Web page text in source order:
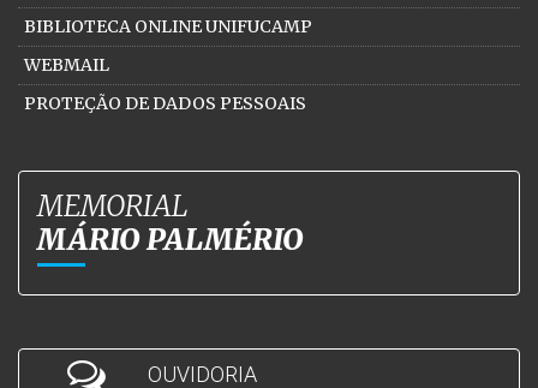
BIBLIOTECA ONLINE UNIFUCAMP
WEBMAIL
PROTEÇÃO DE DADOS PESSOAIS
MEMORIAL
MÁRIO PALMÉRIO
OUVIDORIA